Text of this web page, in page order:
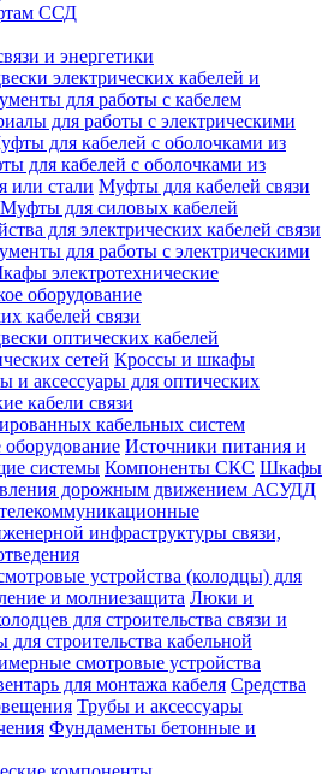
ССД
и энергетики
электрических кабелей и
для работы с кабелем
для работы с электрическими
для кабелей с оболочками из
для кабелей с оболочками из
или стали Муфты для кабелей связи
Муфты для силовых кабелей
для электрических кабелей связи
для работы с электрическими
электротехнические
оборудование
кабелей связи
оптических кабелей
сетей Кроссы и шкафы
и аксессуары для оптических
кабели связи
кабельных систем
оборудование Источники питания и
системы Компоненты СКС Шкафы
дорожным движением АСУДД
инфраструктуры связи,
устройства (колодцы) для
и молниезащита Люки и
для строительства связи и
строительства кабельной
смотровые устройства
для монтажа кабеля Средства
Трубы и аксессуары
Фундаменты бетонные и